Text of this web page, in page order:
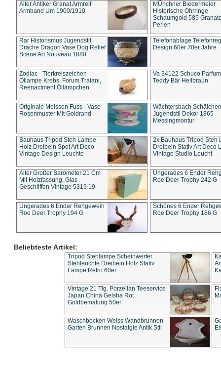
Alter Antiker Granat Armreif
Armband Um 1900/1910
MÜnchner Biedermeier
Historische Ohrringe
Schaumgold 585
Perlen
Rar Historismus Jugendstil
Drache Dragon Vase Dog Relief
Scene Art Nouveau 1880
Telefonablage
Design 60er 70er Jahre
Zodiac - Tierkreiszeichen
Öllampe Krebs, Forum Traiani,
Reenactment Öllämpchen
Va 34122 Schuco
Teddy Bär Hellbraun
Originale Meissen Fuss - Vase
Rosenmuster Mit Goldrand
Wächtersbach Schälchen
Jugendstil Dekor 1865
Messingmontur
Bauhaus Tripod Steh Lampe
Holz Dreibein Spot Art Deco
Vintage Design Leuchte
2x Bauhaus Tripod Steh
Dreibein Stativ Art Deco
Vintage Studio Leucht
Alter Großer Barometer 21 Cm
Mit Holzfassung, Glas
Geschliffen Vintage 5319 19
Ungerades 6 Ender
Roe Deer Trophy 242 G
Ungerades 6 Ender Rehgeweih
Roe Deer Trophy 194 G
Schönes 6 Ender
Roe Deer Trophy 186 G
Beliebteste Artikel:
Tripod Stehlampe Scheinwerfer
Stehleuchte Dreibein Holz Stativ
Lampe Retro 60er
Vintage 21 Tlg. Porzellan Teeservice
Japan China Geisha Rot
Goldbemalung 50er
Waschbecken Weiss Wandbrunnen
Garten Brunnen Nostalgie Antik Stil